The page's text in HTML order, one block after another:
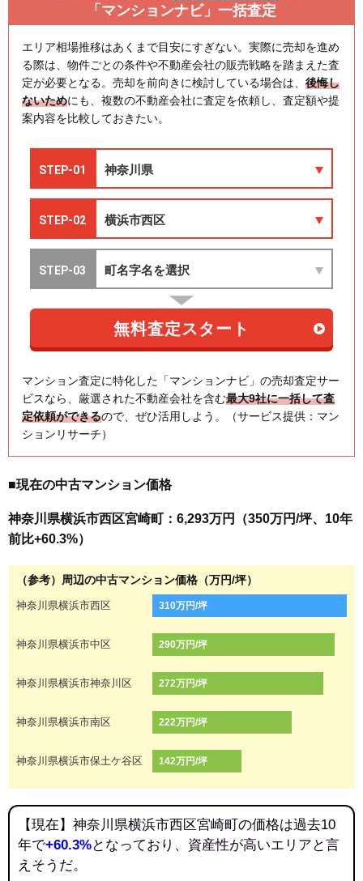
「マンションナビ」一括査定
エリア相場推移はあくまで目安にすぎない。実際に売却を進め
る際は、物件ごとの条件や不動産会社の販売戦略を踏まえた査
定が必要となる。売却を前向きに検討している場合は、 後悔し
ないためにも、複数の不動産会社に査定を依頼し、査定額や提
案内容を比較しておきたい。
マンション査定に特化した「マンションナビ」の売却査定サー
ビスなら、厳選された不動産会社を含む最大9社に一括して査
定依頼ができるので、ぜひ活用しよう。（サービス提供：マン
ションリサーチ）
■現在の中古マンション価格
神奈川県横浜市西区宮崎町：6,293万円（350万円/坪、10年
前比+60.3%）
（参考）周辺の中古マンション価格（万円/坪）
神奈川県横浜市西区 310万円/坪
神奈川県横浜市中区 290万円/坪
神奈川県横浜市神奈川区 272万円/坪
神奈川県横浜市南区 222万円/坪
神奈川県横浜市保土ケ谷区 142万円/坪
【現在】神奈川県横浜市西区宮崎町の価格は過去10
年で+60.3%となっており、資産性が高いエリアと言
えそうだ。